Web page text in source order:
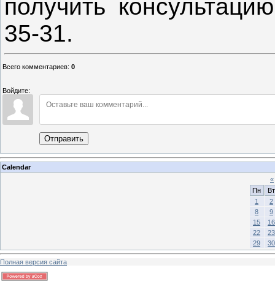
получить
35-31.
Всего комментариев: 0
Войдите:
Отправить
Calendar
«
Пн
Вт
1
2
8
9
15
16
22
23
29
30
Полная версия сайта